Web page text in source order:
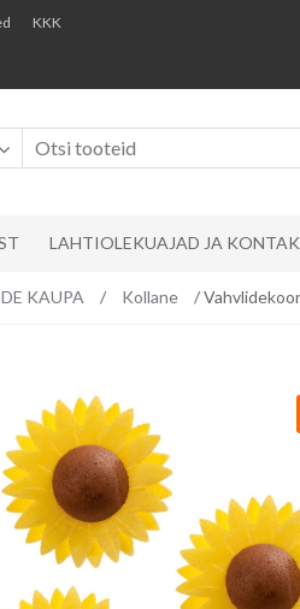
KKK
LAHTIOLEKUAJAD JA
KAUPA / Kollane /